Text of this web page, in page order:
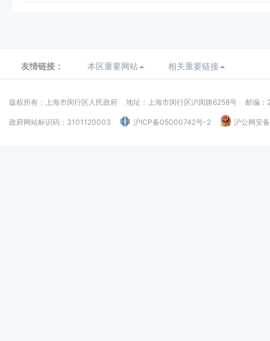
友情链接： 本区重要网站 相关重要链接
版权所有：上海市闵行区人民政府 地址：上海市闵行区沪闵路6258号 邮编：
政府网站标识码：3101120003 沪ICP备05000742号-2 沪公网安